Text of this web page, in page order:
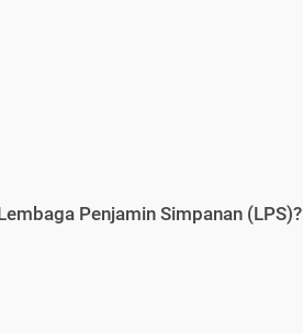
Penjamin Simpanan (LPS)?